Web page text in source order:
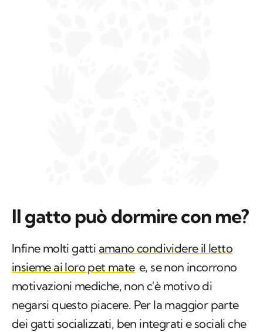
Il gatto può dormire con me?
Infine molti gatti amano condividere il letto
insieme ai loro pet mate e, se non incorrono
motivazioni mediche, non c'è motivo di
negarsi questo piacere. Per la maggior parte
dei gatti socializzati, ben integrati e sociali che